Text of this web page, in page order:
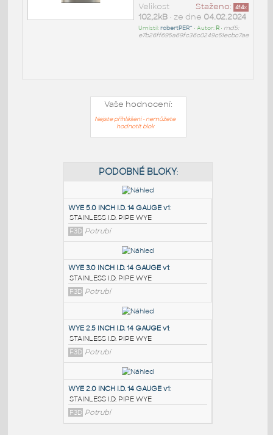
Staženo: 414x
Velikost
102,2kB• ze dne 04.02.2024
Umístil:robertPER^ • Autor: R• md5:
e7b26ff695a69fc36c0249c51ecbc7ae
Vaše hodnocení:
Nejste přihlášeni - nemůžete
hodnotit blok
PODOBNÉ BLOKY
WYE 5.0 INCH I.D. 14 GAUGE v1:
STAINLESS I.D. PIPE WYE
F3D Potrubí
WYE 3.0 INCH I.D. 14 GAUGE v1
STAINLESS I.D. PIPE WYE
F3D Potrubí